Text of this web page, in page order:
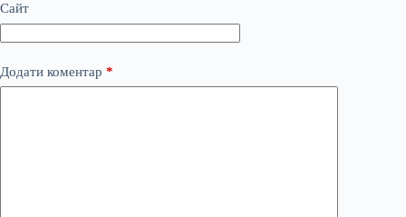
Сайт
Додати коментар *